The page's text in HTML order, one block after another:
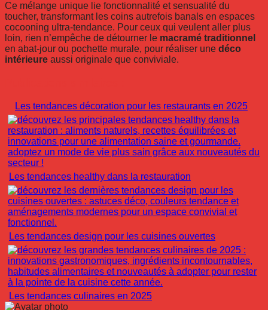
Ce mélange unique lie fonctionnalité et sensualité du
toucher, transformant les coins autrefois banals en espaces
cocooning ultra-tendance. Pour ceux qui veulent aller plus
loin, rien n’empêche de détourner le macramé traditionnel
en abat-jour ou pochette murale, pour réaliser une déco
intérieure aussi originale que conviviale.
Les tendances décoration pour les restaurants en 2025
Les tendances healthy dans la restauration
Les tendances design pour les cuisines ouvertes
Les tendances culinaires en 2025